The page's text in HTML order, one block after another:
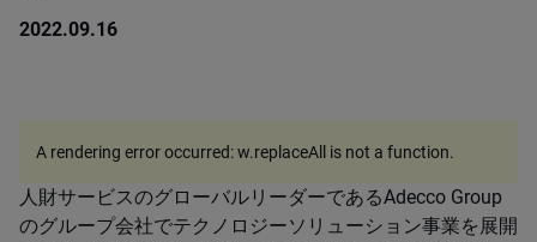
2022.09.16
人財サービスのグローバルリーダーであるAdecco Group
のグループ会社でテクノロジーソリューション事業を展開
A rendering error occurred:w.replaceAll is not a function.